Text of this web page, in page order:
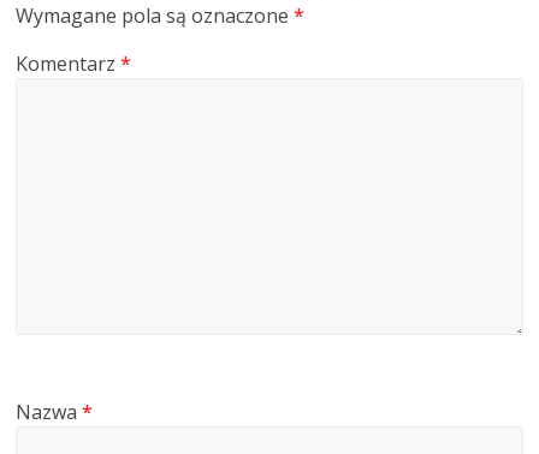
Wymagane pola są oznaczone*
Komentarz*
Nazwa*